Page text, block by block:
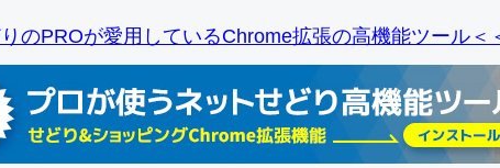
のPROが愛用しているChrome拡張の高機能ツール＜